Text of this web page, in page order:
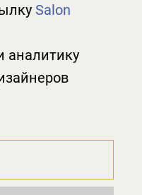
Salon
аналитику